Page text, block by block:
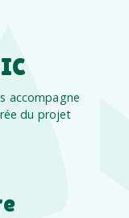
accompagne
du projet